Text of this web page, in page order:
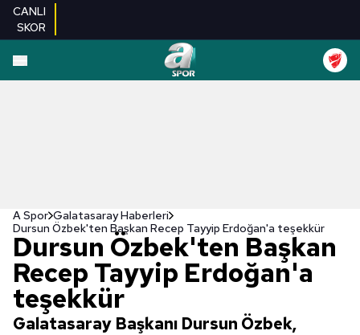
CANLI
SKOR
A Spor Galatasaray Haberleri
Dursun Özbek'ten Başkan Recep Tayyip Erdoğan'a teşekkür
Dursun Özbek'ten Başkan
Recep Tayyip Erdoğan'a
teşekkür
Galatasaray Başkanı Dursun Özbek,